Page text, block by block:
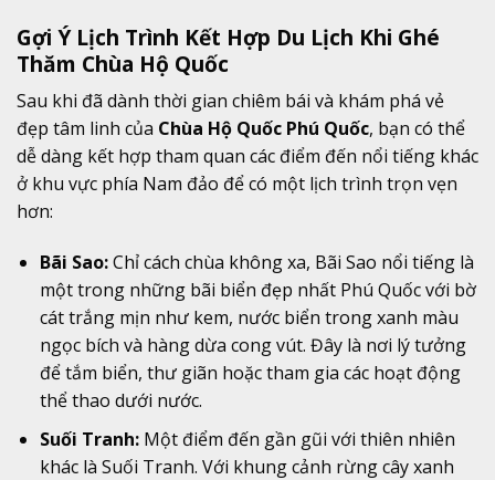
Gợi Ý Lịch Trình Kết Hợp Du Lịch Khi Ghé
Thăm Chùa Hộ Quốc
Sau khi đã dành thời gian chiêm bái và khám phá vẻ
đẹp tâm linh của Chùa Hộ Quốc Phú Quốc, bạn có thể
dễ dàng kết hợp tham quan các điểm đến nổi tiếng khác
ở khu vực phía Nam đảo để có một lịch trình trọn vẹn
hơn:
Bãi Sao:Chỉ cách chùa không xa, Bãi Sao nổi tiếng là
một trong những bãi biển đẹp nhất Phú Quốc với bờ
cát trắng mịn như kem, nước biển trong xanh màu
ngọc bích và hàng dừa cong vút. Đây là nơi lý tưởng
để tắm biển, thư giãn hoặc tham gia các hoạt động
thể thao dưới nước.
Suối Tranh:Một điểm đến gần gũi với thiên nhiên
khác là Suối Tranh. Với khung cảnh rừng cây xanh